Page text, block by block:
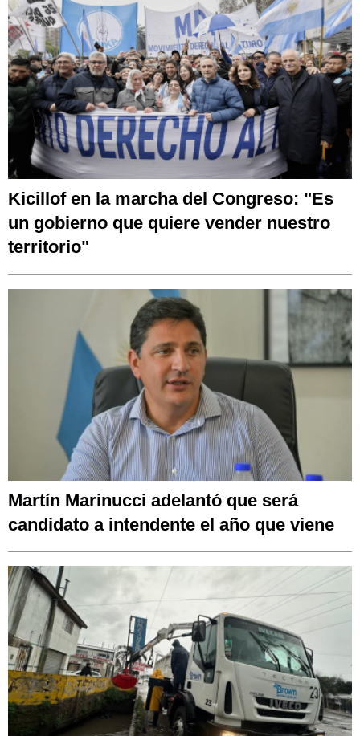
Kicillof en la marcha del Congreso: "Es
un gobierno que quiere vender nuestro
territorio"
Martín Marinucci adelantó que será
candidato a intendente el año que viene